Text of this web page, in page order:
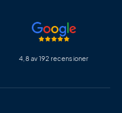
4,8 av 192 recensioner